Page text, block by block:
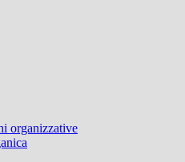
organizzative